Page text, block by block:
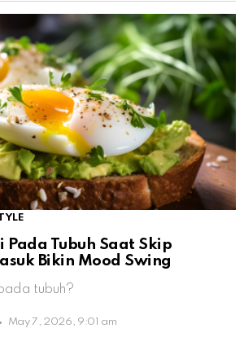
Pada Tubuh Saat Skip
Bikin Mood Swing
tubuh?
May 7, 2026, 9:01 am